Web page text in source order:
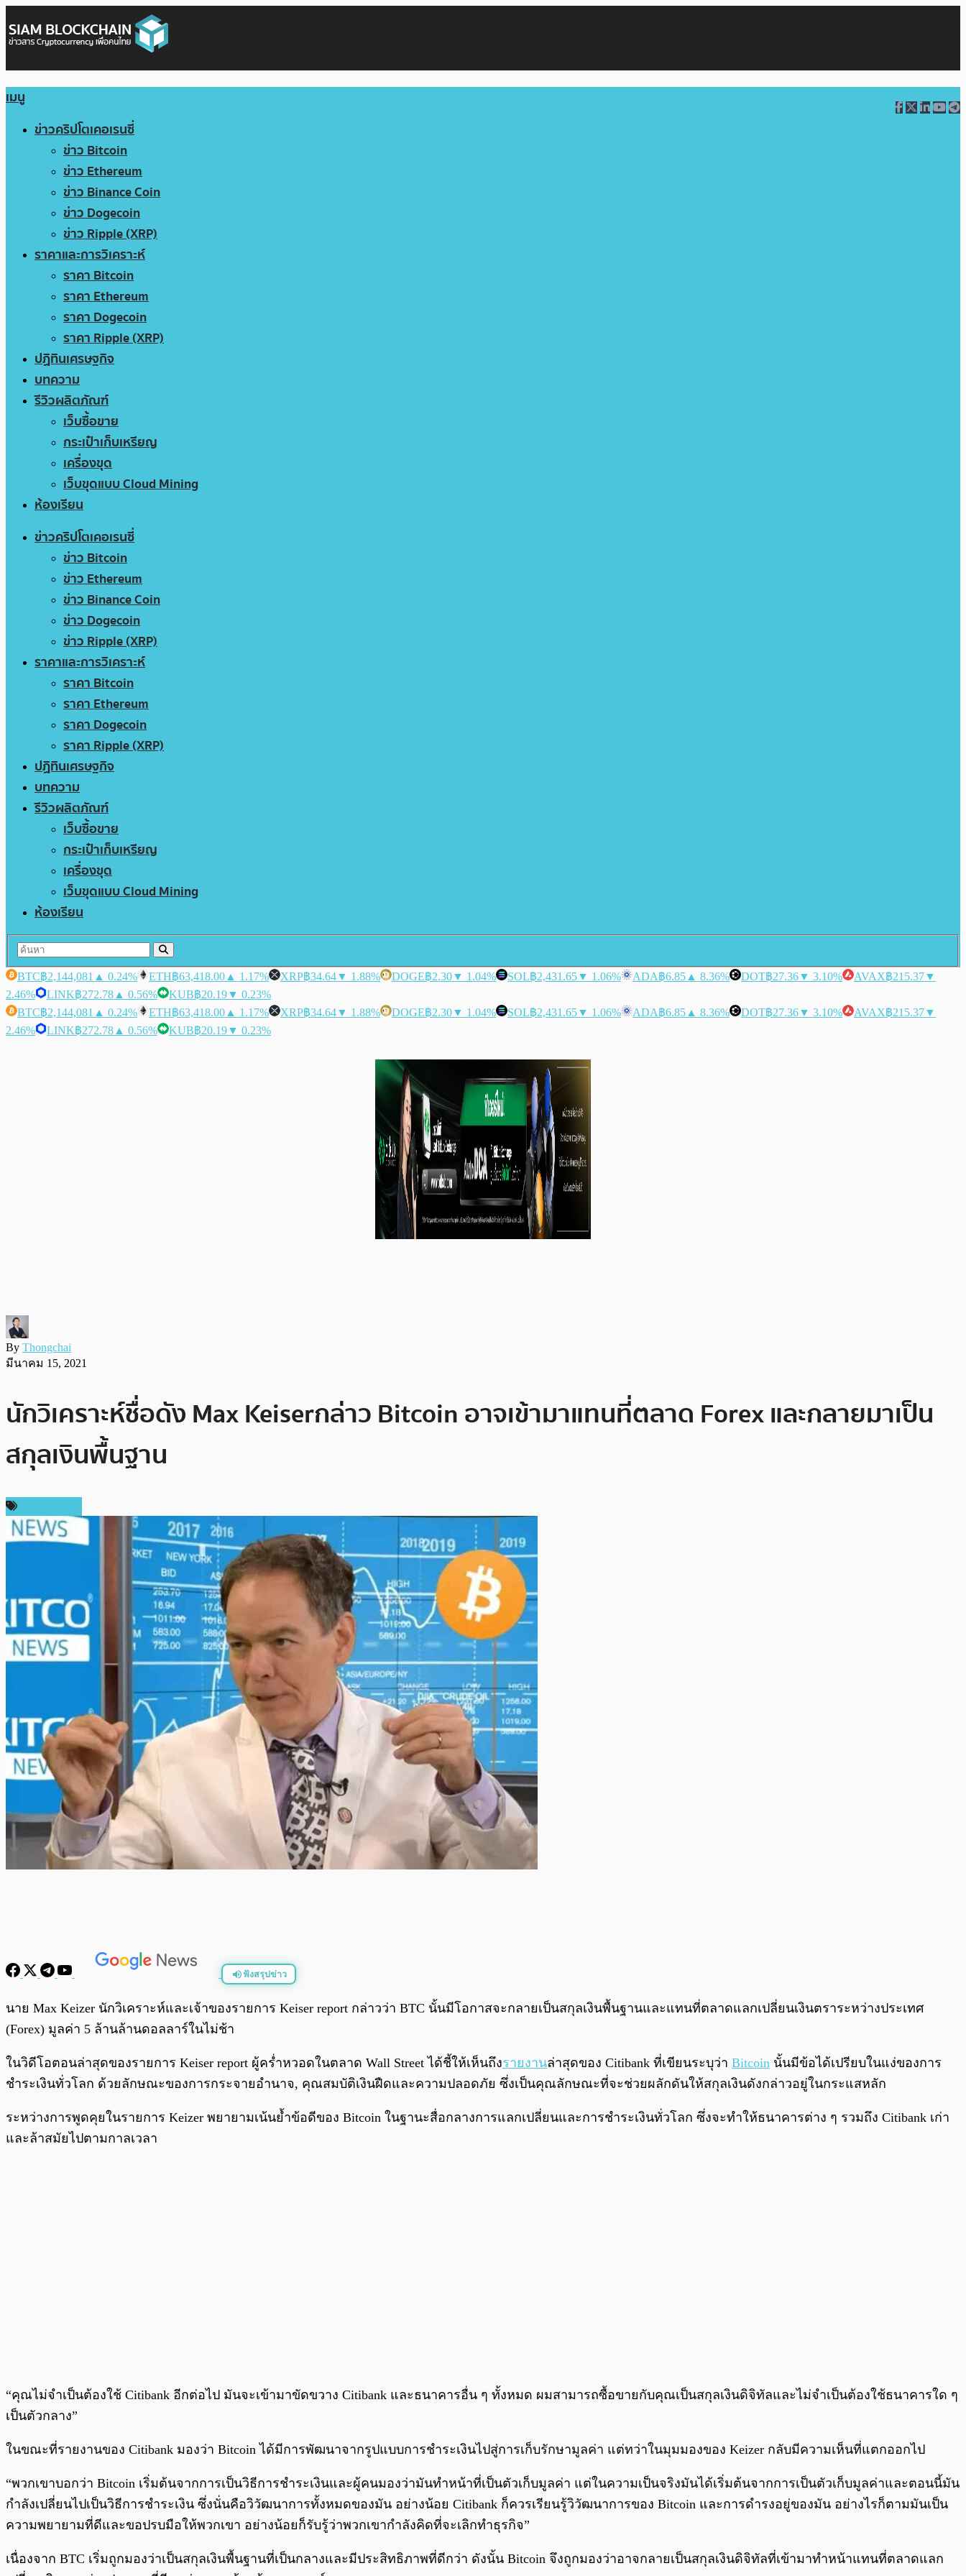
เมนู
ข่าวคริปโตเคอเรนซี่
ข่าว Bitcoin
ข่าว Ethereum
ข่าว Binance Coin
ข่าว Dogecoin
ข่าว Ripple (XRP)
ราคาและการวิเคราะห์
ราคา Bitcoin
ราคา Ethereum
ราคา Dogecoin
ราคา Ripple (XRP)
ปฏิทินเศรษฐกิจ
บทความ
รีวิวผลิตภัณฑ์
เว็บซื้อขาย
กระเป๋าเก็บเหรียญ
เครื่องขุด
เว็บขุดแบบ Cloud Mining
ห้องเรียน
ข่าวคริปโตเคอเรนซี่
ข่าว Bitcoin
ข่าว Ethereum
ข่าว Binance Coin
ข่าว Dogecoin
ข่าว Ripple (XRP)
ราคาและการวิเคราะห์
ราคา Bitcoin
ราคา Ethereum
ราคา Dogecoin
ราคา Ripple (XRP)
ปฏิทินเศรษฐกิจ
บทความ
รีวิวผลิตภัณฑ์
เว็บซื้อขาย
กระเป๋าเก็บเหรียญ
เครื่องขุด
เว็บขุดแบบ Cloud Mining
ห้องเรียน
BTC฿2,144,081 ▲ 0.24% ETH฿63,418.00 ▲ 1.17% XRP฿34.64▼ 1.88% DOGE฿2.30▼ 1.04% SOL฿2,431.65▼ 1.06% ADA฿6.85 ▲ 8.36% DOT฿27.36▼ 3.10% AVAX฿215.37▼
2.46%
LINK฿272.78 ▲ 0.56% KUB฿20.19▼ 0.23%
BTC฿2,144,081 ▲ 0.24% ETH฿63,418.00 ▲ 1.17% XRP฿34.64▼ 1.88% DOGE฿2.30▼ 1.04% SOL฿2,431.65▼ 1.06% ADA฿6.85 ▲ 8.36% DOT฿27.36▼ 3.10% AVAX฿215.37▼
2.46%
LINK฿272.78 ▲ 0.56% KUB฿20.19▼ 0.23%
By Thongchai
มีนาคม 15, 2021
นักวิเคราะห์ชื่อดัง Max Keiserกล่าว Bitcoin อาจเข้ามาแทนที่ตลาด Forex และกลายมาเป็น
สกุลเงินพื้นฐาน
ฟังสรุปข่าว
พร้อมเล่น 0:00 /
นาย Max Keizer นักวิเคราะห์และเจ้าของรายการ Keiser report กล่าวว่า BTC นั้นมีโอกาสจะกลายเป็นสกุลเงินพื้นฐานและแทนที่ตลาดแลกเปลี่ยนเงินตราระหว่างประเทศ
(Forex) มูลค่า 5 ล้านล้านดอลลาร์ในไม่ช้า
ในวิดีโอตอนล่าสุดของรายการ Keiser report ผู้คร่ำหวอดในตลาด Wall Street ได้ชี้ให้เห็นถึงรายงานล่าสุดของ Citibank ที่เขียนระบุว่า Bitcoin นั้นมีข้อได้เปรียบในแง่ของการ
ชำระเงินทั่วโลก ด้วยลักษณะของการกระจายอำนาจ, คุณสมบัติเงินฝืดและความปลอดภัย ซึ่งเป็นคุณลักษณะที่จะช่วยผลักดันให้สกุลเงินดังกล่าวอยู่ในกระแสหลัก
ระหว่างการพูดคุยในรายการ Keizer พยายามเน้นย้ำข้อดีของ Bitcoin ในฐานะสื่อกลางการแลกเปลี่ยนและการชำระเงินทั่วโลก ซึ่งจะทำให้ธนาคารต่าง ๆ รวมถึง Citibank เก่า
และล้าสมัยไปตามกาลเวลา
“คุณไม่จำเป็นต้องใช้ Citibank อีกต่อไป มันจะเข้ามาขัดขวาง Citibank และธนาคารอื่น ๆ ทั้งหมด ผมสามารถซื้อขายกับคุณเป็นสกุลเงินดิจิทัลและไม่จำเป็นต้องใช้ธนาคารใด ๆ
เป็นตัวกลาง”
ในขณะที่รายงานของ Citibank มองว่า Bitcoin ได้มีการพัฒนาจากรูปแบบการชำระเงินไปสู่การเก็บรักษามูลค่า แต่ทว่าในมุมมองของ Keizer กลับมีความเห็นที่แตกออกไป
“พวกเขาบอกว่า Bitcoin เริ่มต้นจากการเป็นวิธีการชำระเงินและผู้คนมองว่ามันทำหน้าที่เป็นตัวเก็บมูลค่า แต่ในความเป็นจริงมันได้เริ่มต้นจากการเป็นตัวเก็บมูลค่าและตอนนี้มัน
กำลังเปลี่ยนไปเป็นวิธีการชำระเงิน ซึ่งนั่นคือวิวัฒนาการทั้งหมดของมัน อย่างน้อย Citibank ก็ควรเรียนรู้วิวัฒนาการของ Bitcoin และการดำรงอยู่ของมัน อย่างไรก็ตามมันเป็น
ความพยายามที่ดีและขอปรบมือให้พวกเขา อย่างน้อยก็รับรู้ว่าพวกเขากำลังคิดที่จะเลิกทำธุรกิจ”
เนื่องจาก BTC เริ่มถูกมองว่าเป็นสกุลเงินพื้นฐานที่เป็นกลางและมีประสิทธิภาพที่ดีกว่า ดังนั้น Bitcoin จึงถูกมองว่าอาจกลายเป็นสกุลเงินดิจิทัลที่เข้ามาทำหน้าแทนที่ตลาดแลก